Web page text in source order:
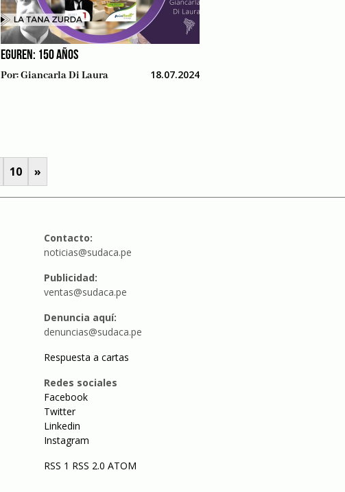
EGUREN: 150 AÑOS
Por:Giancarla Di Laura 18.07.2024
10 »
Contacto:
noticias@sudaca.pe
Publicidad:
ventas@sudaca.pe
Denuncia aquí:
denuncias@sudaca.pe
Respuesta a cartas
Redes sociales
Facebook
Twitter
Linkedin
Instagram
RSS 1 RSS 2.0 ATOM